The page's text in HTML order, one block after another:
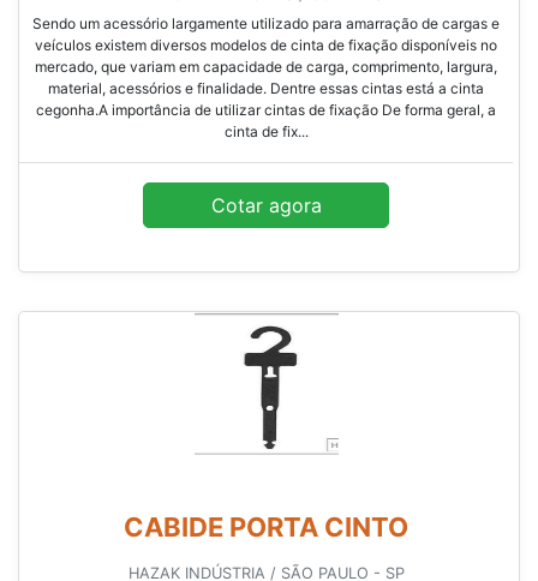
Sendo um acessório largamente utilizado para amarração de cargas e
veículos existem diversos modelos de cinta de fixação disponíveis no
mercado, que variam em capacidade de carga, comprimento, largura,
material, acessórios e finalidade. Dentre essas cintas está a cinta
cegonha.A importância de utilizar cintas de fixação De forma geral, a
cinta de fix...
Cotar agora
CABIDE PORTA CINTO
HAZAK INDÚSTRIA / SÃO PAULO - SP